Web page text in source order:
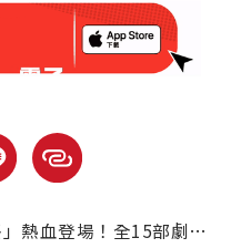
！全15部劇場版7月起輪番上映